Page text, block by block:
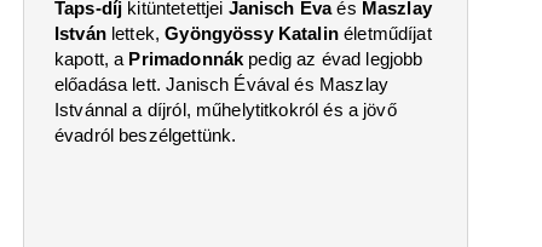
Taps-díj kitüntetettjei Janisch Évaés Maszlay
Istvánlettek,Gyöngyössy Katalinéletműdíjat
kapott, a Primadonnák pedig az évad legjobb
előadása lett. Janisch Évával és Maszlay
Istvánnal a díjról, műhelytitkokról és a jövő
évadról beszélgettünk.